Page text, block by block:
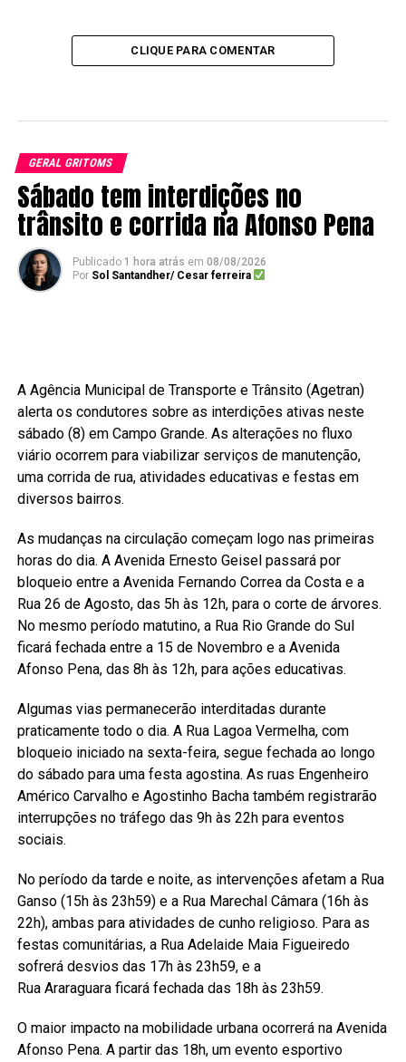
CLIQUE PARA COMENTAR
GERAL GRITOMS
Sábado tem interdições no
trânsito e corrida na Afonso Pena
Publicado 1 hora atrás em 08/08/2026
Por Sol Santandher/ Cesar ferreira
A Agência Municipal de Transporte e Trânsito (Agetran)
alerta os condutores sobre as interdições ativas neste
sábado (8) em Campo Grande. As alterações no fluxo
viário ocorrem para viabilizar serviços de manutenção,
uma corrida de rua, atividades educativas e festas em
diversos bairros.
As mudanças na circulação começam logo nas primeiras
horas do dia. A Avenida Ernesto Geisel passará por
bloqueio entre a Avenida Fernando Correa da Costa e a
Rua 26 de Agosto, das 5h às 12h, para o corte de árvores.
No mesmo período matutino, a Rua Rio Grande do Sul
ficará fechada entre a 15 de Novembro e a Avenida
Afonso Pena, das 8h às 12h, para ações educativas.
Algumas vias permanecerão interditadas durante
praticamente todo o dia. A Rua Lagoa Vermelha, com
bloqueio iniciado na sexta-feira, segue fechada ao longo
do sábado para uma festa agostina. As ruas Engenheiro
Américo Carvalho e Agostinho Bacha também registrarão
interrupções no tráfego das 9h às 22h para eventos
sociais.
No período da tarde e noite, as intervenções afetam a Rua
Ganso (15h às 23h59) e a Rua Marechal Câmara (16h às
22h), ambas para atividades de cunho religioso. Para as
festas comunitárias, a Rua Adelaide Maia Figueiredo
sofrerá desvios das 17h às 23h59, e a
Rua Araraguara ficará fechada das 18h às 23h59.
O maior impacto na mobilidade urbana ocorrerá na Avenida
Afonso Pena. A partir das 18h, um evento esportivo